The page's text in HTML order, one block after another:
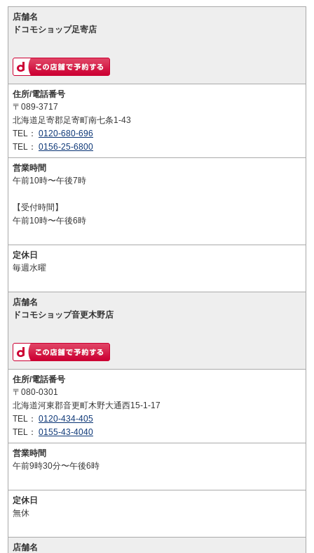
店舗名
ドコモショップ足寄店
住所/電話番号
〒089-3717
北海道足寄郡足寄町南七条1-43
TEL： 0120-680-696
TEL： 0156-25-6800
営業時間
午前10時〜午後7時
【受付時間】
午前10時〜午後6時
定休日
毎週水曜
店舗名
ドコモショップ音更木野店
住所/電話番号
〒080-0301
北海道河東郡音更町木野大通西15-1-17
TEL： 0120-434-405
TEL： 0155-43-4040
営業時間
午前9時30分〜午後6時
定休日
無休
店舗名